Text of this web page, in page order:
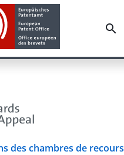
des chambres de recours